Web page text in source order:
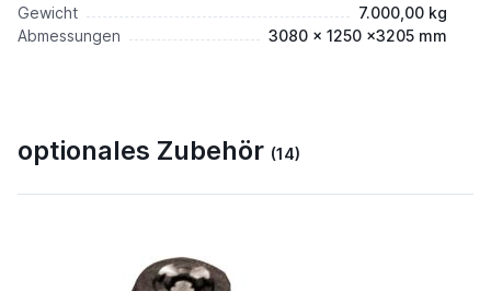
Gewicht
7.000,00 kg
Abmessungen
3080 x 1250 x3205 mm
optionales Zubehör (14)